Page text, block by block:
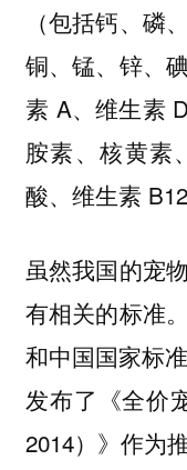
（包括钙、磷
铜、锰、锌、碘
素 A、维生素
胺素、核黄素
酸、维生素
虽然我国的宠
有相关的标准
和中国国家标
发布了《全价
2014）》作为